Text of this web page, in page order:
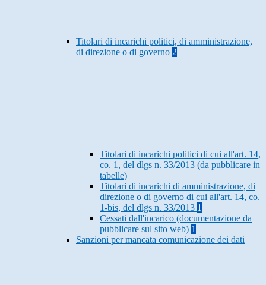
Titolari di incarichi politici, di amministrazione,
di direzione o di governo 2
Titolari di incarichi politici di cui all'art. 14,
co. 1, del dlgs n. 33/2013 (da pubblicare in
tabelle)
Titolari di incarichi di amministrazione, di
direzione o di governo di cui all'art. 14, co.
1-bis, del dlgs n. 33/2013 1
Cessati dall'incarico (documentazione da
pubblicare sul sito web) 1
Sanzioni per mancata comunicazione dei dati